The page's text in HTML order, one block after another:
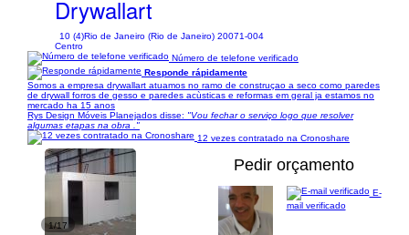
Drywallart
10 (4)Rio de Janeiro (Rio de Janeiro) 20071-004
Centro
Número de telefone verificado
Responde rápidamente
Somos a empresa drywallart atuamos no ramo de construçao a seco como paredes
de drywall forros de gesso e paredes acùsticas e reformas em geral ja estamos no
mercado ha 15 anos
Rys Design Móveis Planejados disse: "Vou fechar o serviço logo que resolver
algumas etapas na obra ."
12 vezes contratado na Cronoshare
1/17
Pedir orçamento
E-
mail verificado